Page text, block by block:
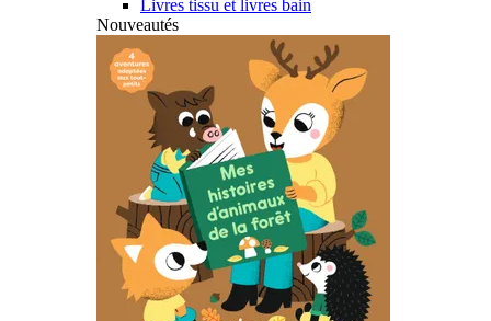
Livres tissu et livres bain
Nouveautés